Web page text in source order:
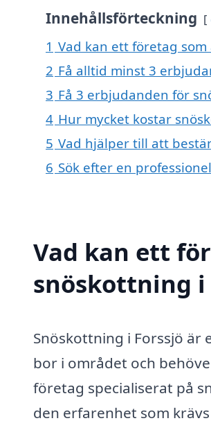
Innehållsförteckning
1 Vad kan ett företag
2 Få alltid minst 3
3 Få 3 erbjudanden för
4 Hur mycket kostar
5 Vad hjälper till att
6 Sök efter en
Vad kan ett
snöskottning i
Snöskottning i Forssjö
bor i området och
företag specialiserat på
den erfarenhet som